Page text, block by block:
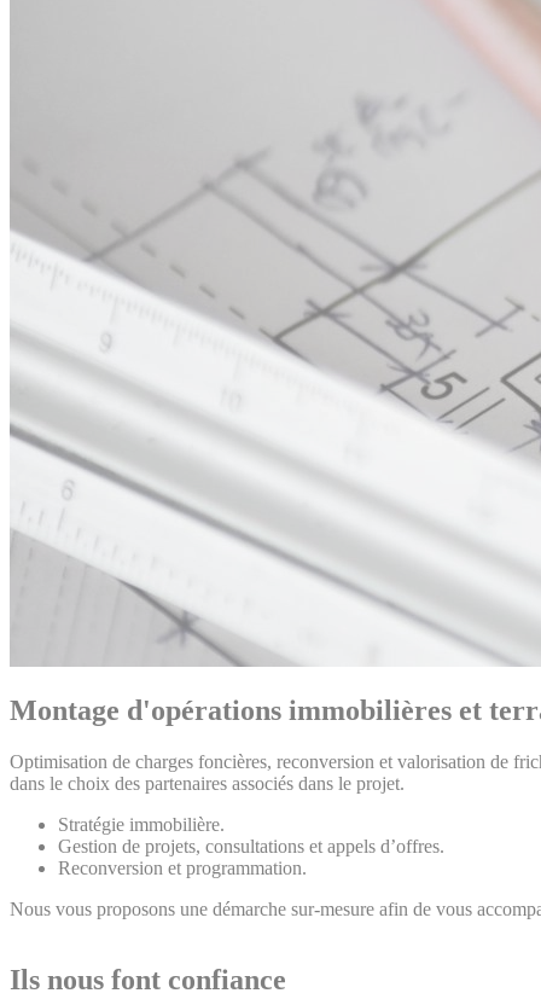
Montage d'opérations immobilières et
Optimisation de charges foncières, reconversion et valorisation de
dans le choix des partenaires associés dans le projet.
Stratégie immobilière.
Gestion de projets, consultations et appels d’offres.
Reconversion et programmation.
Nous vous proposons une démarche sur-mesure afin de vous
Ils nous font confiance